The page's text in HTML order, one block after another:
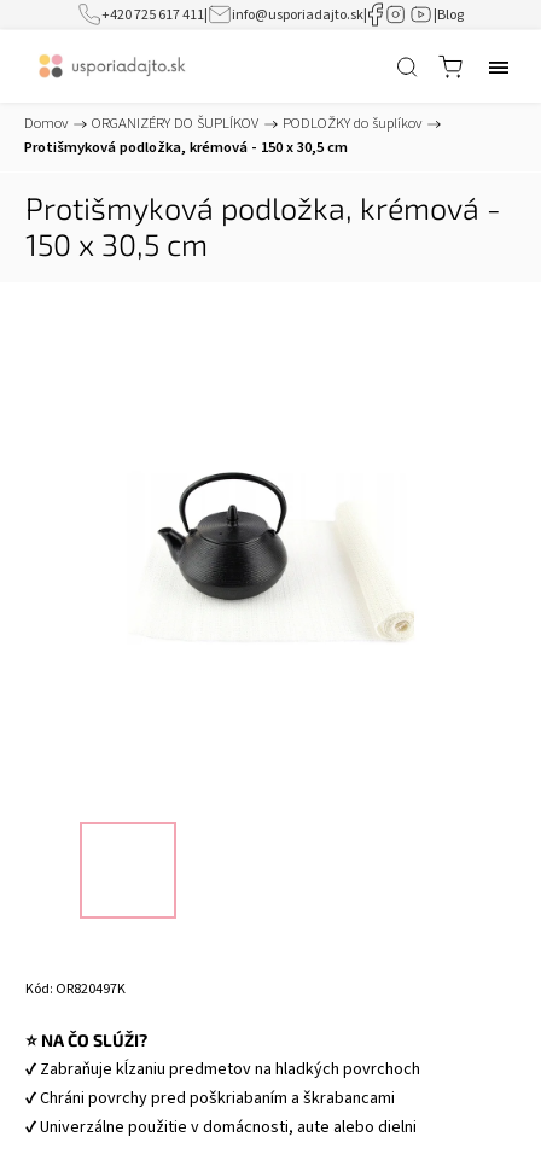
+420 725 617 411| info@usporiadajto.sk| |Blog
Domov / ORGANIZÉRY DO ŠUPLÍKOV / PODLOŽKY do šuplíkov /
Protišmyková podložka, krémová - 150 x 30,5 cm
Protišmyková podložka, krémová -
150 x 30,5 cm
Kód: OR820497K
⭐ NA ČO SLÚŽI?
✔ Zabraňuje kĺzaniu predmetov na hladkých povrchoch
✔ Chráni povrchy pred poškriabaním a škrabancami
✔ Univerzálne použitie v domácnosti, aute alebo dielni